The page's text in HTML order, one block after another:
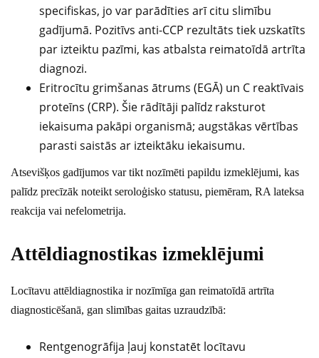
specifiskas, jo var parādīties arī citu slimību
gadījumā. Pozitīvs anti-CCP rezultāts tiek uzskatīts
par izteiktu pazīmi, kas atbalsta reimatoīdā artrīta
diagnozi.
Eritrocītu grimšanas ātrums (EGĀ) un C reaktīvais
proteīns (CRP). Šie rādītāji palīdz raksturot
iekaisuma pakāpi organismā; augstākas vērtības
parasti saistās ar izteiktāku iekaisumu.
Atsevišķos gadījumos var tikt nozīmēti papildu izmeklējumi, kas
palīdz precīzāk noteikt seroloģisko statusu, piemēram, RA lateksa
reakcija vai nefelometrija.
Attēldiagnostikas izmeklējumi
Locītavu attēldiagnostika ir nozīmīga gan reimatoīdā artrīta
diagnosticēšanā, gan slimības gaitas uzraudzībā:
Rentgenogrāfija ļauj konstatēt locītavu